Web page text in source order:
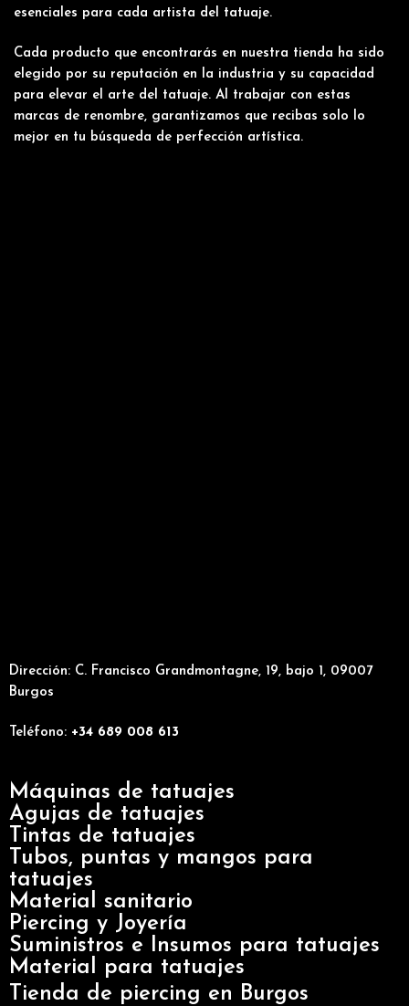
esenciales para cada artista del tatuaje.
Cada producto que encontrarás en nuestra tienda ha sido
elegido por su reputación en la industria y su capacidad
para elevar el arte del tatuaje. Al trabajar con estas
marcas de renombre, garantizamos que recibas solo lo
mejor en tu búsqueda de perfección artística.
Dirección: C. Francisco Grandmontagne, 19, bajo 1, 09007
Burgos
Teléfono: +34 689 008 613
Máquinas de tatuajes
Agujas de tatuajes
Tintas de tatuajes
Tubos, puntas y mangos para
tatuajes
Material sanitario
Piercing y Joyería
Suministros e Insumos para tatuajes
Material para tatuajes
Tienda de piercing en Burgos